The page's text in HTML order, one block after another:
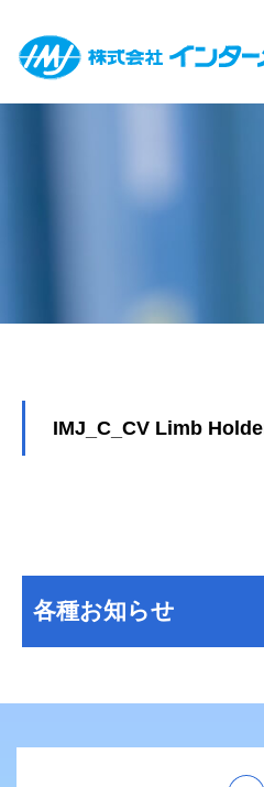
各種お知らせ
IMJ_C_CV Limb